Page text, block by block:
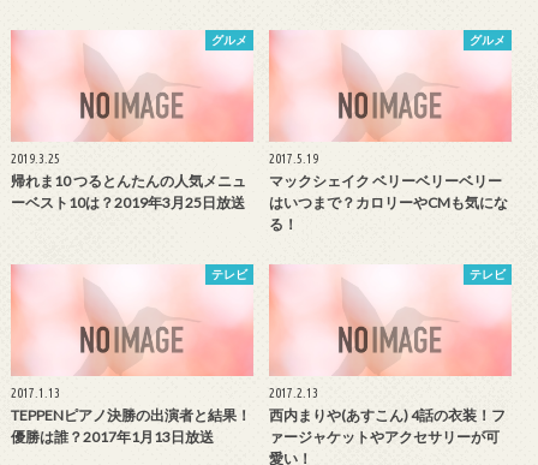
グルメ
2019.3.25
帰れま10 つるとんたんの人気メニュ
ーベスト10は？2019年3月25日放送
グルメ
2017.5.19
マックシェイク ベリーベリーベリー
はいつまで？カロリーやCMも気にな
る！
テレビ
2017.1.13
TEPPENピアノ決勝の出演者と結果！
優勝は誰？2017年1月13日放送
テレビ
2017.2.13
西内まりや(あすこん) 4話の衣装！フ
ァージャケットやアクセサリーが可
愛い！